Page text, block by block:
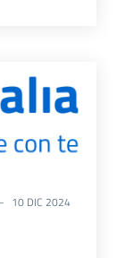
10 DIC 2024